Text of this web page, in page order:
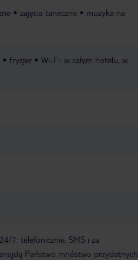
zajęcia taneczne
muzyka na
fryzjer
Wi-Fi: w całym hotelu, w
7: telefonicznie, SMS i za
Państwo mnóstwo przydatnych